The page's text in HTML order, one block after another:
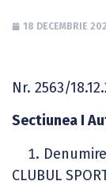
18 DECEMBRIE
Nr. 2563/
Sectiunea I
CLUBUL